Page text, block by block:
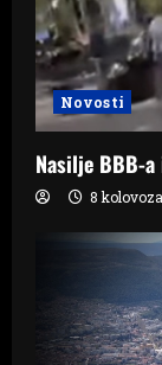
Novosti
Nasilje BBB-
8